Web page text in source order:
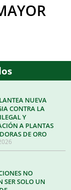
NUEVA
CONTRA LA
Y
A PLANTAS
DE ORO
NO
SER SOLO UN